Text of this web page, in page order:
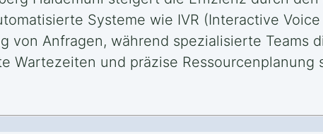
Systeme wie IVR (Interactive
von Anfragen, während spezialisierte Teams
Wartezeiten und präzise